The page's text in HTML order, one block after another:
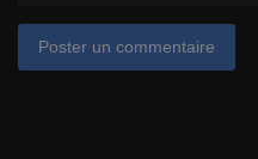
Poster un commentaire